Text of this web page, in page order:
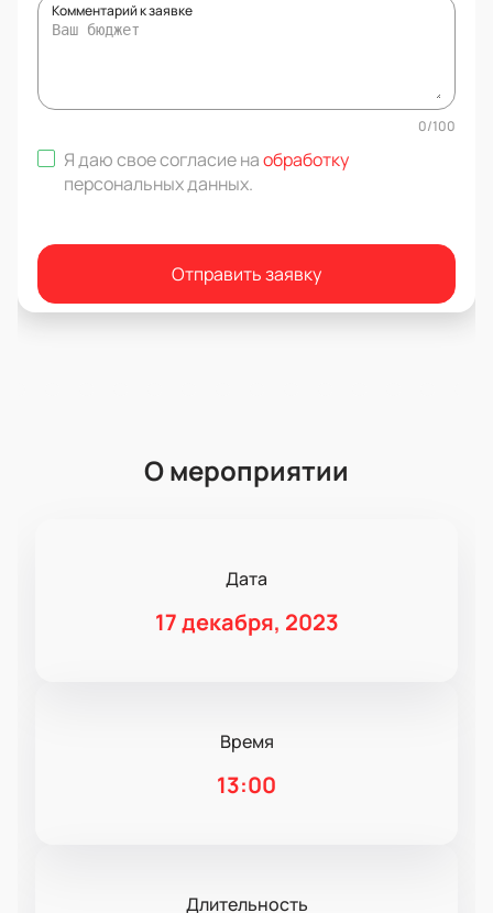
Комментарий к заявке
0/100
Я даю свое согласие наобработку
персональных данных.
Отправить заявку
О мероприятии
Дата
17 декабря, 2023
Время
13:00
Длительность